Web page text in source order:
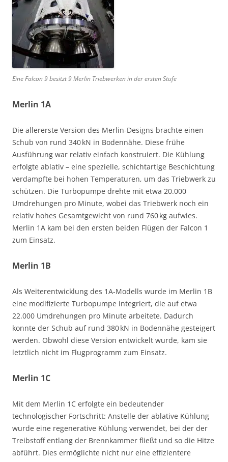
Eine Falcon 9 besitzt 9 Merlin Triebwerken in der ersten Stufe
Merlin 1A
Die allererste Version des Merlin-Designs brachte einen
Schub von rund 340 kN in Bodennähe. Diese frühe
Ausführung war relativ einfach konstruiert. Die Kühlung
erfolgte ablativ – eine spezielle, schichtartige Beschichtung
verdampfte bei hohen Temperaturen, um das Triebwerk zu
schützen. Die Turbopumpe drehte mit etwa 20.000
Umdrehungen pro Minute, wobei das Triebwerk noch ein
relativ hohes Gesamtgewicht von rund 760 kg aufwies.
Merlin 1A kam bei den ersten beiden Flügen der Falcon 1
zum Einsatz.
Merlin 1B
Als Weiterentwicklung des 1A-Modells wurde im Merlin 1B
eine modifizierte Turbopumpe integriert, die auf etwa
22.000 Umdrehungen pro Minute arbeitete. Dadurch
konnte der Schub auf rund 380 kN in Bodennähe gesteigert
werden. Obwohl diese Version entwickelt wurde, kam sie
letztlich nicht im Flugprogramm zum Einsatz.
Merlin 1C
Mit dem Merlin 1C erfolgte ein bedeutender
technologischer Fortschritt: Anstelle der ablative Kühlung
wurde eine regenerative Kühlung verwendet, bei der der
Treibstoff entlang der Brennkammer fließt und so die Hitze
abführt. Dies ermöglichte nicht nur eine effizientere